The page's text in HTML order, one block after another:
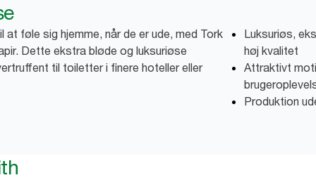
føle sig hjemme, når de er ude, med Tork
Dette ekstra bløde og luksuriøse
til toiletter i finere hoteller eller
Luksuriøs,
høj kvalitet
Attraktivt
Produktion